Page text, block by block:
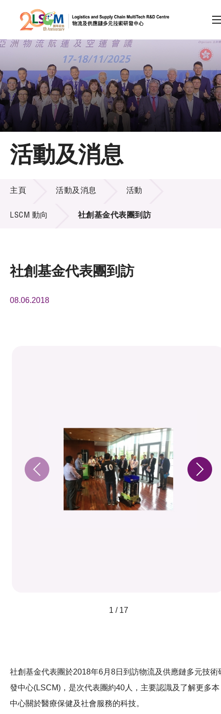
跳到內容（按回車鍵）
會員登入
A A EN 繁 简
主頁
關於LSCM
技術商品化
項目及資助計劃
活動及消息
活動及消息
活動及消息
主頁 活動及消息 活動
LSCM 動向 社創基金代表團到訪
社創基金代表團到訪
08.06.2018
1 / 17
社創基金代表團於2018年6月8日到訪物流及供應鏈多元技術
發中心(LSCM)，是次代表團約40人，主要認識及了解更多本
中心關於醫療保健及社會服務的科技。